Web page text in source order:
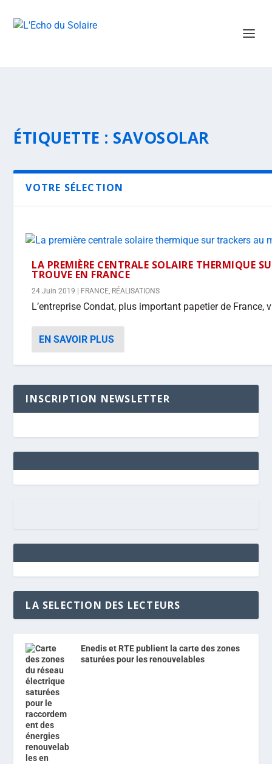
ÉTIQUETTE : SAVOSOLAR
VOTRE SÉLECTION
LA PREMIÈRE CENTRALE SOLAIRE THERMIQUE
TROUVE EN FRANCE
24 Juin 2019 FRANCE, RÉALISATIONS
L’entreprise Condat, plus important papetier de France,
EN SAVOIR PLUS
INSCRIPTION NEWSLETTER
LA SELECTION DES LECTEURS
Enedis et RTE publient la carte des zones
saturées pour les renouvelables